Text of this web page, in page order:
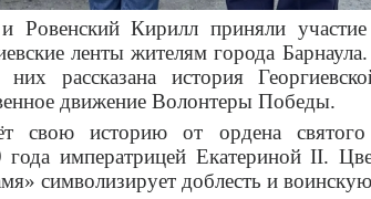
Ровенский Кирилл приняли
ленты жителям города
рассказана история
движение Волонтеры Победы.
свою историю от ордена
императрицей Екатериной II.
символизирует доблесть и воинскую